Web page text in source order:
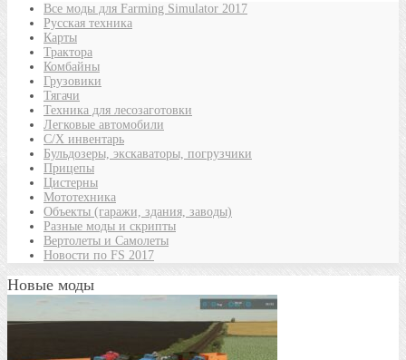
Все моды для Farming Simulator 2017
Русская техника
Карты
Трактора
Комбайны
Грузовики
Тягачи
Техника для лесозаготовки
Легковые автомобили
С/Х инвентарь
Бульдозеры, экскаваторы, погрузчики
Прицепы
Цистерны
Мототехника
Объекты (гаражи, здания, заводы)
Разные моды и скрипты
Вертолеты и Самолеты
Новости по FS 2017
Новые моды